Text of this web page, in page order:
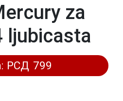
za
ljubicasta
РСД 799